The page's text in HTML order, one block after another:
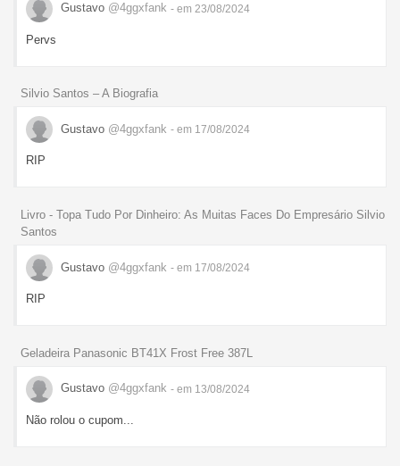
Gustavo @4ggxfank - em 23/08/2024
Pervs
Silvio Santos – A Biografia
Gustavo @4ggxfank - em 17/08/2024
RIP
Livro - Topa Tudo Por Dinheiro: As Muitas Faces Do Empresário Silvio
Santos
Gustavo @4ggxfank - em 17/08/2024
RIP
Geladeira Panasonic BT41X Frost Free 387L
Gustavo @4ggxfank - em 13/08/2024
Não rolou o cupom...